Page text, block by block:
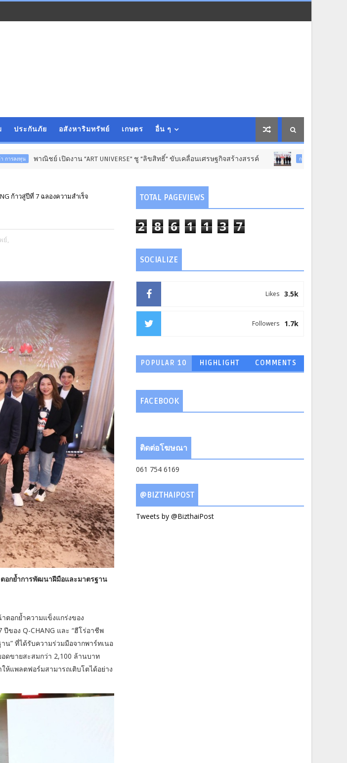
ประกันภัย อสังหาริมทรัพย์ เกษตร อื่น ๆ
ย์ เปิดงาน “ART UNIVERSE” ชู “ลิขสิทธิ์” ขับเคลื่อนเศรษฐกิจสร้างสรรค์ การศึกษา วิทย์-เทคโนฯ
ก้าวสู่ปีที่ 7 ฉลองความสำเร็จ
ย์,
ตอกย้ำการพัฒนาฝีมือและมาตรฐาน
อกย้ำความแข็งแกร่งของ
ของ Q-CHANG และ “ฮีโร่อาชีพ
น” ที่ได้รับความร่วมมือจากพาร์ทเนอ
อดขายสะสมกว่า 2,100 ล้านบาท
ห้แพลตฟอร์มสามารถเติบโตได้อย่าง
TOTAL PAGEVIEWS
2 8 6 1 1 3 7
SOCIALIZE
3.5k
Likes
1.7k
Followers
POPULAR 10 HIGHLIGHT COMMENTS
FACEBOOK
ติดต่อโฆษณา
061 754 6169
@BIZTHAIPOST
Tweets by @BizthaiPost